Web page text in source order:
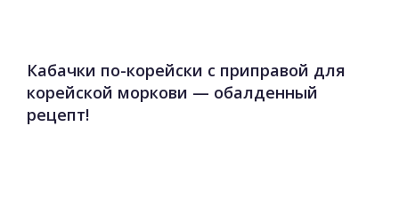
Кабачки по-корейски с приправой для
корейской моркови — обалденный
рецепт!